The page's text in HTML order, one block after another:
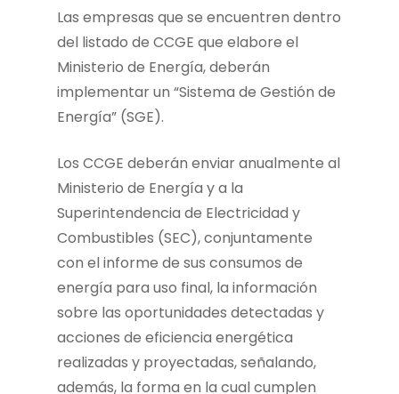
Las empresas que se encuentren dentro
del listado de CCGE que elabore el
Ministerio de Energía, deberán
implementar un “Sistema de Gestión de
Energía” (SGE).
Los CCGE deberán enviar anualmente al
Ministerio de Energía y a la
Superintendencia de Electricidad y
Combustibles (SEC), conjuntamente
con el informe de sus consumos de
energía para uso final, la información
sobre las oportunidades detectadas y
acciones de eficiencia energética
realizadas y proyectadas, señalando,
además, la forma en la cual cumplen